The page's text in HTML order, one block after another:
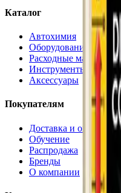
Каталог
Автохимия
Оборудование
Расходные материалы
Инструменты
Аксессуары
Покупателям
Доставка и оплата
Обучение
Распродажа
Бренды
О компании